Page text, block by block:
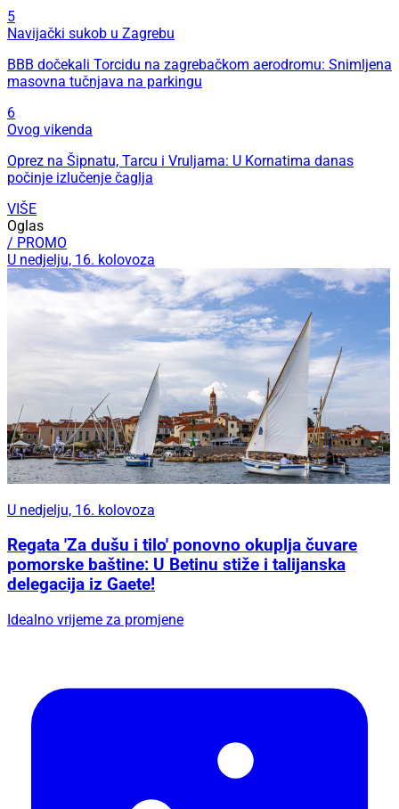
5
Navijački sukob u Zagrebu
BBB dočekali Torcidu na zagrebačkom aerodromu: Snimljena
masovna tučnjava na parkingu
6
Ovog vikenda
Oprez na Šipnatu, Tarcu i Vruljama: U Kornatima danas
počinje izlučenje čaglja
VIŠE
Oglas
/ PROMO
U nedjelju, 16. kolovoza
U nedjelju, 16. kolovoza
Regata 'Za dušu i tilo' ponovno okuplja čuvare
pomorske baštine: U Betinu stiže i talijanska
delegacija iz Gaete!
Idealno vrijeme za promjene